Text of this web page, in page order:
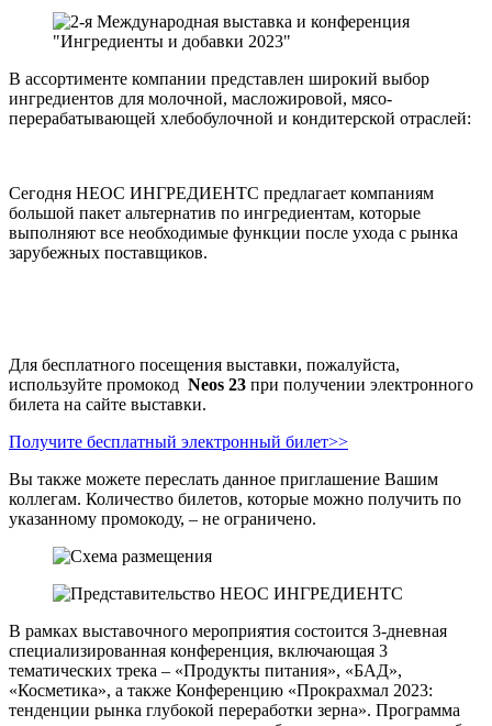
В ассортименте компании представлен широкий выбор
ингредиентов для молочной, масложировой, мясо-
перерабатывающей хлебобулочной и кондитерской отраслей:
Сегодня НЕОС ИНГРЕДИЕНТС предлагает компаниям
большой пакет альтернатив по ингредиентам, которые
выполняют все необходимые функции после ухода с рынка
зарубежных поставщиков.
Для бесплатного посещения выставки, пожалуйста,
используйте промокод Neos 23 при получении электронного
билета на сайте выставки.
Получите бесплатный электронный билет>>
Вы также можете переслать данное приглашение Вашим
коллегам. Количество билетов, которые можно получить по
указанному промокоду, – не ограничено.
В рамках выставочного мероприятия состоится 3-дневная
специализированная конференция, включающая 3
тематических трека – «Продукты питания», «БАД»,
«Косметика», а также Конференцию «Прокрахмал 2023:
тенденции рынка глубокой переработки зерна». Программа